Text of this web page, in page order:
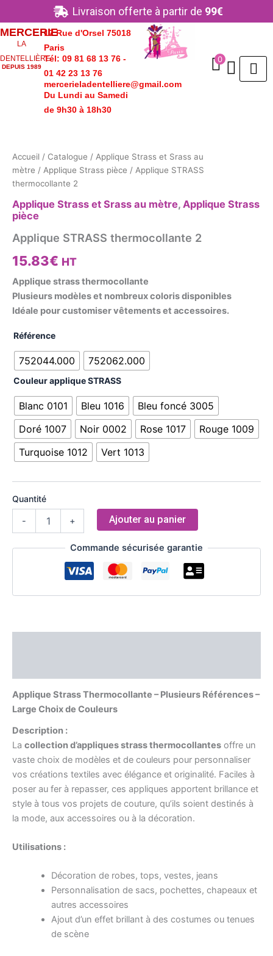
au
contenu
Livraison offerte à partir de 99€
MERCERIE
LA
DENTELLIÈRE
DEPUIS 1989
17 Rue d'Orsel 75018
Paris
Tél: 09 81 68 13 76 -
01 42 23 13 76
mercerieladentelliere@gmail.com
Du Lundi au Samedi
de 9h30 à 18h30
0
Accueil / Catalogue / Applique Strass et Srass au
mètre / Applique Strass pièce / Applique STRASS
thermocollante 2
Applique Strass et Srass au mètre, Applique Strass
pièce
Applique STRASS thermocollante 2
15.83€ HT
Applique strass thermocollante
Plusieurs modèles et nombreux coloris disponibles
Idéale pour customiser vêtements et accessoires.
Référence
752044.000 752062.000
Couleur applique STRASS
Blanc 0101 Bleu 1016
Bleu foncé 3005
Doré 1007
Noir 0002 Rose 1017
Rouge 1009
Turquoise 1012
Vert 1013
Quantité
-
STRASS
thermocollante
2
+ Ajouter au panier
Commande sécurisée garantie
Applique Strass Thermocollante – Plusieurs Références –
Large Choix de Couleurs
Description :
La collection d’appliques strass thermocollantes offre un
vaste choix de modèles et de couleurs pour personnaliser
vos créations textiles avec élégance et originalité. Faciles à
poser au fer à repasser, ces appliques apportent brillance et
style à tous vos projets de couture, qu’ils soient destinés à
la mode, aux accessoires ou à la décoration.
Utilisations :
Décoration de robes, tops, vestes, jeans
Personnalisation de sacs, pochettes, chapeaux et
autres accessoires
Ajout d’un effet brillant à des costumes ou tenues
de scène